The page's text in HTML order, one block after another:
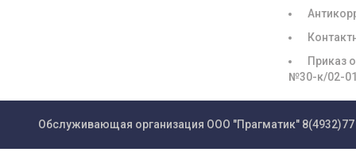
Приказ
№30-к/02-
Обслуживающая организация ООО "Прагматик"8(4932)77